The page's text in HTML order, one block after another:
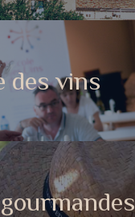
des vins